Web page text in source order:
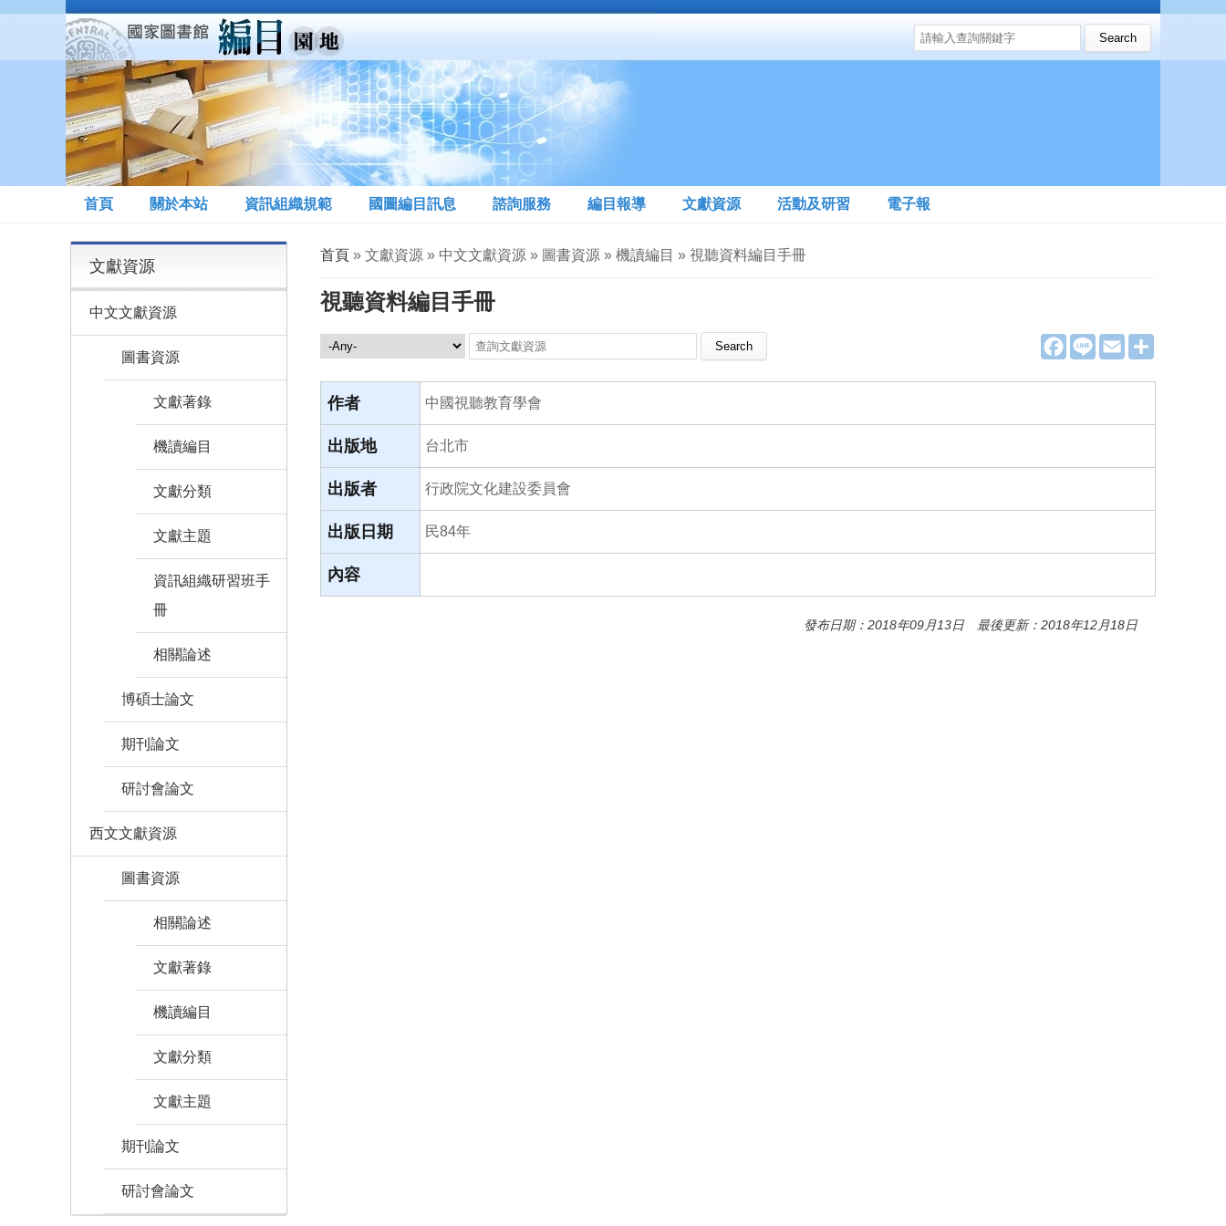
移至主內容
搜尋表單
Search this site
首頁 關於本站 資訊組織規範 國圖編目訊息 諮詢服務 編目報導 文獻資源 活動及研習 電子報
您在這裡
首頁» 文獻資源 » 中文文獻資源 » 圖書資源 » 機讀編目 » 視聽資料編目手冊
視聽資料編目手冊
F
a
e
o
L
e
E
m
i
文獻資源 Search this site
作者 中國視聽教育學會
出版地 台北市
出版者 行政院文化建設委員會
出版日期 民84年
內容
發布日期：2018年09月13日 最後更新：2018年12月18日
文獻資源
中文文獻資源
圖書資源
文獻著錄
機讀編目
文獻分類
文獻主題
資訊組織研習班手
冊
相關論述
博碩士論文
期刊論文
研討會論文
西文文獻資源
圖書資源
相關論述
文獻著錄
機讀編目
文獻分類
文獻主題
期刊論文
研討會論文